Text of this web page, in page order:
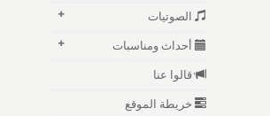
الصوتيات
أحداث ومناسبات
قالوا عنا
خريطة الموقع